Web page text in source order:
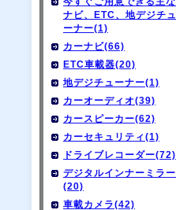
ナビ、ETC、地デジチュ
ーナー(1)
カーナビ(66)
ETC車載器(20)
地デジチューナー(1)
カーオーディオ(39)
カースピーカー(62)
カーセキュリティ(1)
ドライブレコーダー(72)
デジタルインナーミラー
(20)
車載カメラ(42)